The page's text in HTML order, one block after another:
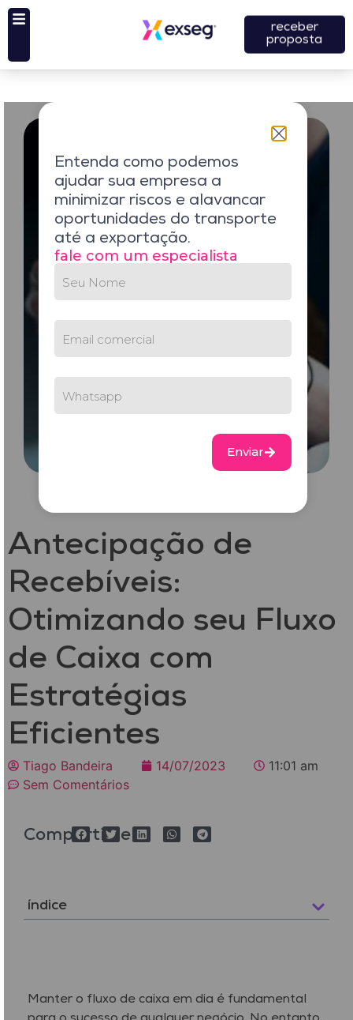
receber
proposta
Antecipação de
Recebíveis:
Otimizando seu Fluxo
de Caixa com
Estratégias
Eficientes
Tiago Bandeira 14/07/2023
11:01 am
Sem Comentários
Compartilhe
índice
Manter o fluxo de caixa em dia é fundamental
Entenda como podemos
ajudar sua empresa a
minimizar riscos e alavancar
oportunidades do transporte
até a exportação.
fale com um especialista
Enviar